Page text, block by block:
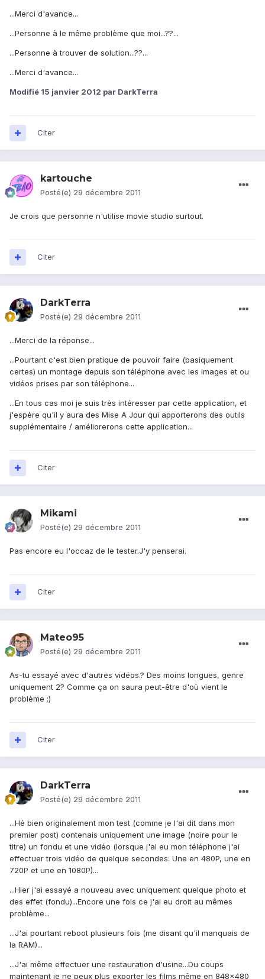
...Merci d'avance...
...Personne à le même problème que moi...??...
...Personne à trouver de solution...??...
...Merci d'avance...
Modifié 15 janvier 2012 par DarkTerra
Citer
kartouche
Posté(e) 29 décembre 2011
Je crois que personne n'utilise movie studio surtout.
Citer
DarkTerra
Posté(e) 29 décembre 2011
...Merci de la réponse...
...Pourtant c'est bien pratique de pouvoir faire (basiquement
certes) un montage depuis son téléphone avec les images et ou
vidéos prises par son téléphone...
...En tous cas moi je suis très intéresser par cette application, et
j'espère qu'il y aura des Mise A Jour qui apporterons des outils
supplémentaire / améliorerons cette application...
Citer
Mikami
Posté(e) 29 décembre 2011
Pas encore eu l'occaz de le tester.J'y penserai.
Citer
Mateo95
Posté(e) 29 décembre 2011
As-tu essayé avec d'autres vidéos.? Des moins longues, genre
uniquement 2? Comme ça on saura peut-être d'où vient le
problème ;)
Citer
DarkTerra
Posté(e) 29 décembre 2011
...Hé bien originalement mon test (comme je l'ai dit dans mon
premier post) contenais uniquement une image (noire pour le
titre) un fondu et une vidéo (lorsque j'ai eu mon téléphone j'ai
effectuer trois vidéo de quelque secondes: Une en 480P, une en
720P et une en 1080P)...
...Hier j'ai essayé a nouveau avec uniquement quelque photo et
des effet (fondu)...Encore une fois ce j'ai eu droit au mêmes
problème...
...J'ai pourtant reboot plusieurs fois (me disant qu'il manquais de
la RAM)...
...J'ai même effectuer une restauration d'usine...Du coups
maintenant je ne peux plus exporter les films même en 848x480